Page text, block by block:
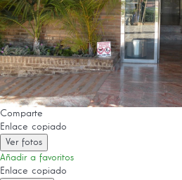
Comparte
Enlace copiado
Ver fotos
Añadir a favoritos
Enlace copiado